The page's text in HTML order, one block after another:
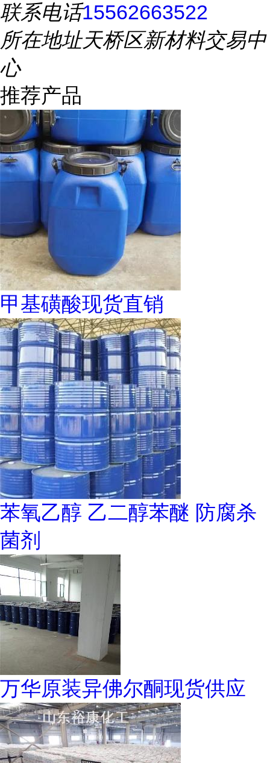
联系电话15562663522
所在地址天桥区新材料交易中
心
推荐产品
甲基磺酸现货直销
苯氧乙醇 乙二醇苯醚 防腐杀
菌剂
万华原装异佛尔酮现货供应